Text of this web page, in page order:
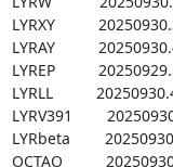
LYRXY
LYRAY
LYREP
LYRLL
LYRV391
LYRbeta
OCTAO